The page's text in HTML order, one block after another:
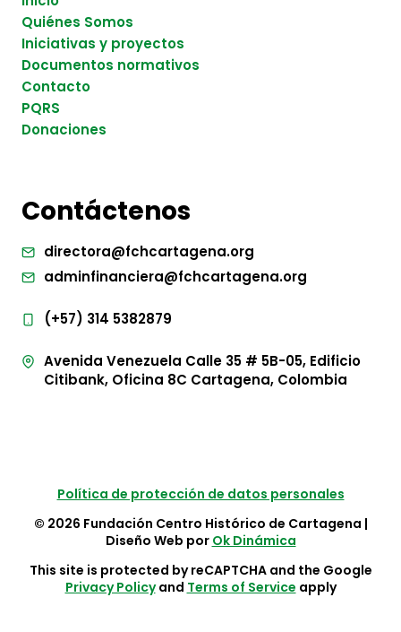
Quiénes Somos
Iniciativas y proyectos
Documentos normativos
Contacto
PQRS
Donaciones
Contáctenos
directora@fchcartagena.org
adminfinanciera@fchcartagena.org
(+57) 314 5382879
Avenida Venezuela Calle 35 # 5B-05, Edificio
Citibank, Oficina 8C Cartagena, Colombia
Política de protección de datos personales
© 2026 Fundación Centro Histórico de Cartagena |
Diseño Web por Ok Dinámica
This site is protected by reCAPTCHA and the Google
Privacy Policyand Terms of Service apply